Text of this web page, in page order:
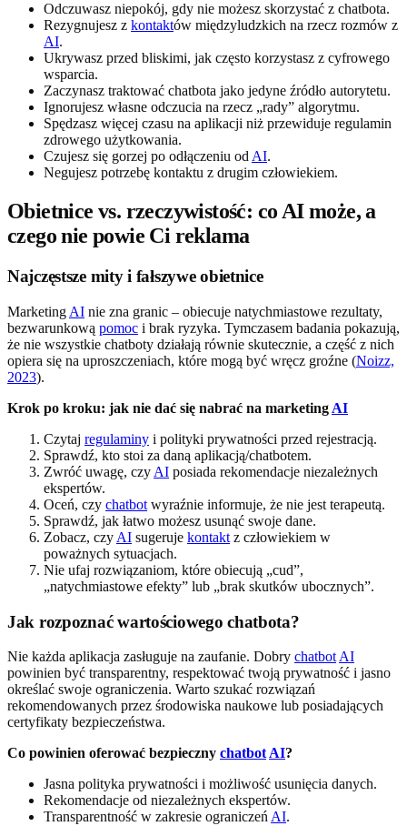
Odczuwasz niepokój, gdy nie możesz skorzystać z chatbota.
Rezygnujesz z kontaktów międzyludzkich na rzecz rozmów z
AI.
Ukrywasz przed bliskimi, jak często korzystasz z cyfrowego
wsparcia.
Zaczynasz traktować chatbota jako jedyne źródło autorytetu.
Ignorujesz własne odczucia na rzecz „rady” algorytmu.
Spędzasz więcej czasu na aplikacji niż przewiduje regulamin
zdrowego użytkowania.
Czujesz się gorzej po odłączeniu odAI.
Negujesz potrzebę kontaktu z drugim człowiekiem.
Obietnice vs. rzeczywistość: co AI może, a
czego nie powie Ci reklama
Najczęstsze mity i fałszywe obietnice
Marketing AI nie zna granic – obiecuje natychmiastowe rezultaty,
bezwarunkową pomoc i brak ryzyka. Tymczasem badania pokazują,
że nie wszystkie chatboty działają równie skutecznie, a część z nich
opiera się na uproszczeniach, które mogą być wręcz groźne (Noizz,
2023).
Krok po kroku: jak nie dać się nabrać na marketing AI
Czytaj regulaminy i polityki prywatności przed rejestracją.
Sprawdź, kto stoi za daną aplikacją/chatbotem.
Zwróć uwagę, czy AI posiada rekomendacje niezależnych
ekspertów.
Oceń, czy chatbot wyraźnie informuje, że nie jest terapeutą.
Sprawdź, jak łatwo możesz usunąć swoje dane.
Zobacz, czy AI sugeruje kontakt z człowiekiem w
poważnych sytuacjach.
Nie ufaj rozwiązaniom, które obiecują „cud”,
„natychmiastowe efekty” lub „brak skutków ubocznych”.
Jak rozpoznać wartościowego chatbota?
Nie każda aplikacja zasługuje na zaufanie. Dobry chatbotAI
powinien być transparentny, respektować twoją prywatność i jasno
określać swoje ograniczenia. Warto szukać rozwiązań
rekomendowanych przez środowiska naukowe lub posiadających
certyfikaty bezpieczeństwa.
Co powinien oferować bezpieczny chatbotAI?
Jasna polityka prywatności i możliwość usunięcia danych.
Rekomendacje od niezależnych ekspertów.
Transparentność w zakresie ograniczeńAI.